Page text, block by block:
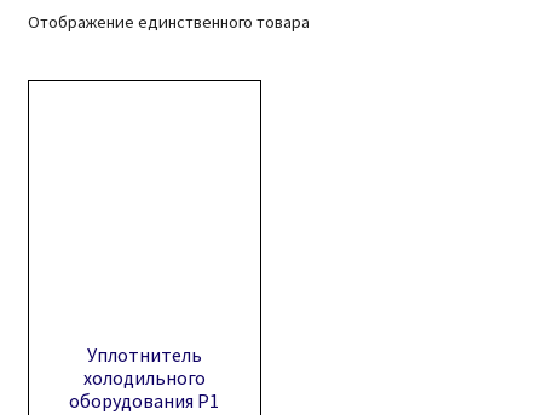
Справочник
Отображение единственного товара
Уплотнитель
холодильного
оборудования Р1